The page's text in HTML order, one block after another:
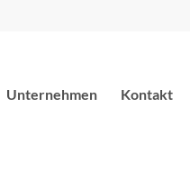
Unternehmen Kontakt